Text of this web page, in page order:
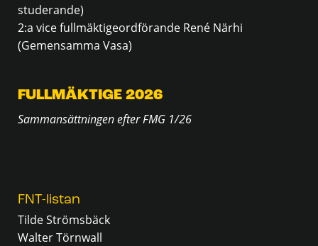
studerande)
2:a vice fullmäktigeordförande René Närhi
(Gemensamma Vasa)
FULLMÄKTIGE 2026
Sammansättningen efter FMG 1/26
FNT-listan
Tilde Strömsbäck
Walter Törnwall